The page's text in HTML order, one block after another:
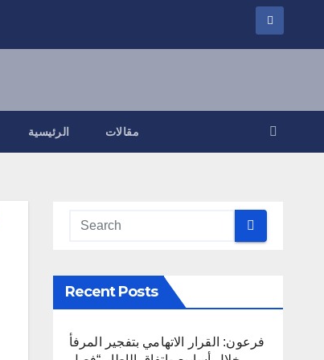
الرئيسية مقالات
Recent Posts
فرعون: القرار الاتهامي بتفجير المرفأ